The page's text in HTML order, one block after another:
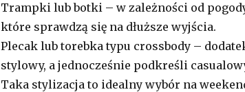
Trampki lub botki – w zależności od
które sprawdzą się na dłuższe wyjścia.
Plecak lub torebka typu crossbody –
stylowy, a jednocześnie podkreśli
Taka stylizacja to idealny wybór na